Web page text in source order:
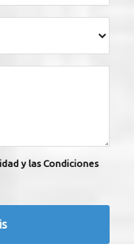
y las Condiciones